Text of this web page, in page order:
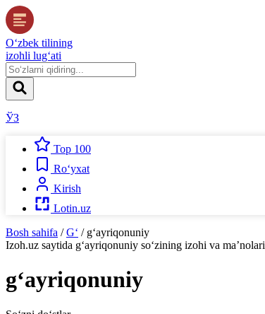
O‘zbek tilining
izohli lug‘ati
ЎЗ
Top 100
Ro‘yxat
Kirish
Lotin.uz
Bosh sahifa / G‘ / g‘ayriqonuniy
Izoh.uz saytida g‘ayriqonuniy so‘zining izohi va ma’nolari
g‘ayriqonuniy